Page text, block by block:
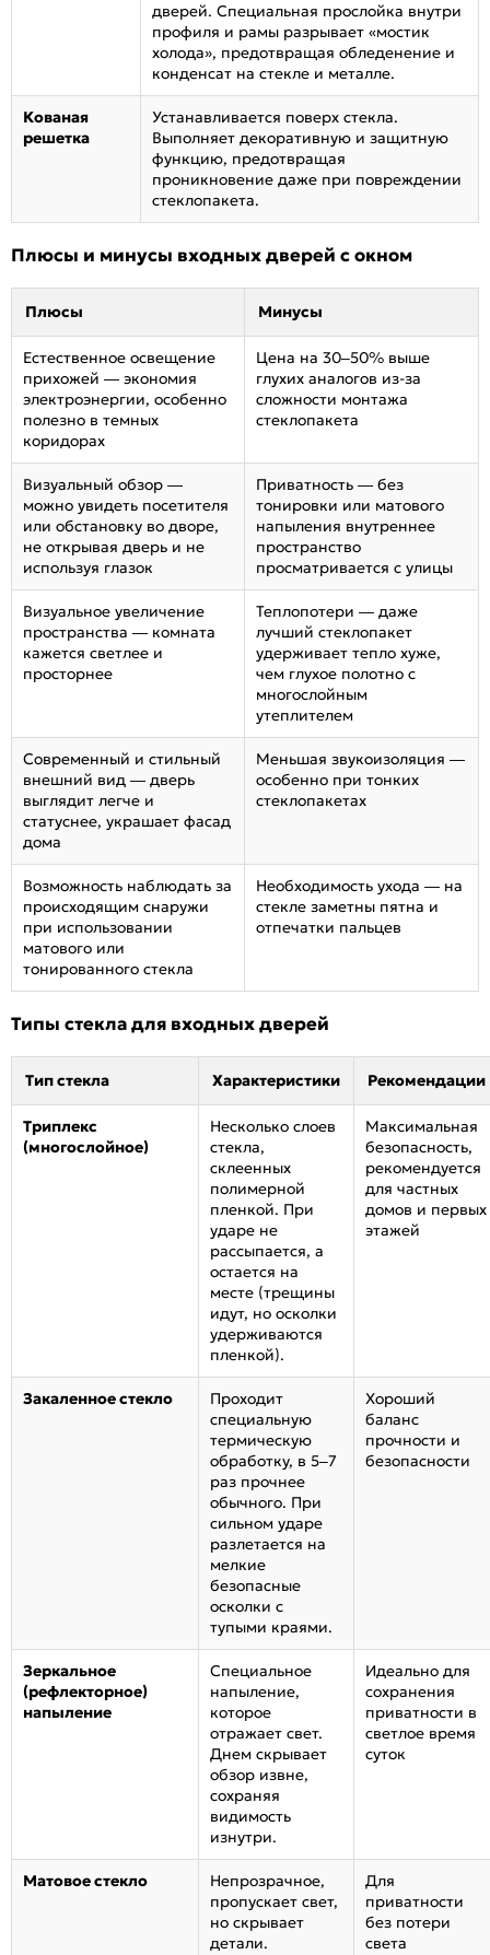
дверей. Специальная прослойка внутри
профиля и рамы разрывает «мостик
холода», предотвращая обледенение и
конденсат на стекле и металле.
Кованая
решетка
Устанавливается поверх стекла.
Выполняет декоративную и защитную
функцию, предотвращая
проникновение даже при повреждении
стеклопакета.
Плюсы и минусы входных дверей с окном
Плюсы Минусы
Естественное освещение
прихожей — экономия
электроэнергии, особенно
полезно в темных
коридорах
Цена на 30–50% выше
глухих аналогов из-за
сложности монтажа
стеклопакета
Визуальный обзор —
можно увидеть посетителя
или обстановку во дворе,
не открывая дверь и не
используя глазок
Приватность — без
тонировки или матового
напыления внутреннее
пространство
просматривается с улицы
Визуальное увеличение
пространства — комната
кажется светлее и
просторнее
Теплопотери — даже
лучший стеклопакет
удерживает тепло хуже,
чем глухое полотно с
многослойным
утеплителем
Современный и стильный
внешний вид — дверь
выглядит легче и
статуснее, украшает фасад
дома
Меньшая звукоизоляция —
особенно при тонких
стеклопакетах
Возможность наблюдать за
происходящим снаружи
при использовании
матового или
тонированного стекла
Необходимость ухода — на
стекле заметны пятна и
отпечатки пальцев
Типы стекла для входных дверей
Тип стекла Характеристики Рекомендации
Триплекс
(многослойное)
Несколько слоев
стекла,
склеенных
полимерной
пленкой. При
ударе не
рассыпается, а
остается на
месте (трещины
идут, но осколки
удерживаются
пленкой).
Максимальная
безопасность,
рекомендуется
для частных
домов и первых
этажей
Закаленное стекло
Проходит
специальную
термическую
обработку, в 5–7
раз прочнее
обычного. При
сильном ударе
разлетается на
мелкие
безопасные
осколки с
тупыми краями.
Хороший
баланс
прочности и
безопасности
Зеркальное
(рефлекторное)
напыление
Специальное
напыление,
которое
отражает свет.
Днем скрывает
обзор извне,
сохраняя
видимость
изнутри.
Идеально для
сохранения
приватности в
светлое время
суток
Матовое стекло
Непрозрачное,
пропускает свет,
но скрывает
детали.
Для
приватности
без потери
света